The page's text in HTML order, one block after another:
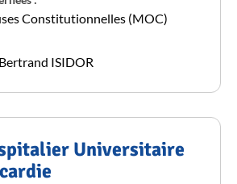
Constitutionnelles (MOC)
ISIDOR
Universitaire